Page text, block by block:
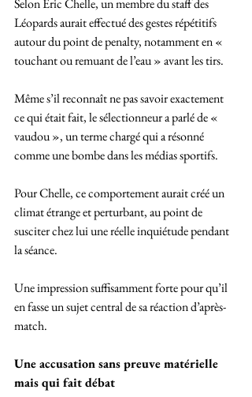
Selon Éric Chelle, un membre du staff des
Léopards aurait effectué des gestes répétitifs
autour du point de penalty, notamment en «
touchant ou remuant de l’eau » avant les tirs.
Même s’il reconnaît ne pas savoir exactement
ce qui était fait, le sélectionneur a parlé de «
vaudou », un terme chargé qui a résonné
comme une bombe dans les médias sportifs.
Pour Chelle, ce comportement aurait créé un
climat étrange et perturbant, au point de
susciter chez lui une réelle inquiétude pendant
la séance.
Une impression suffisamment forte pour qu’il
en fasse un sujet central de sa réaction d’après-
match.
Une accusation sans preuve matérielle
mais qui fait débat